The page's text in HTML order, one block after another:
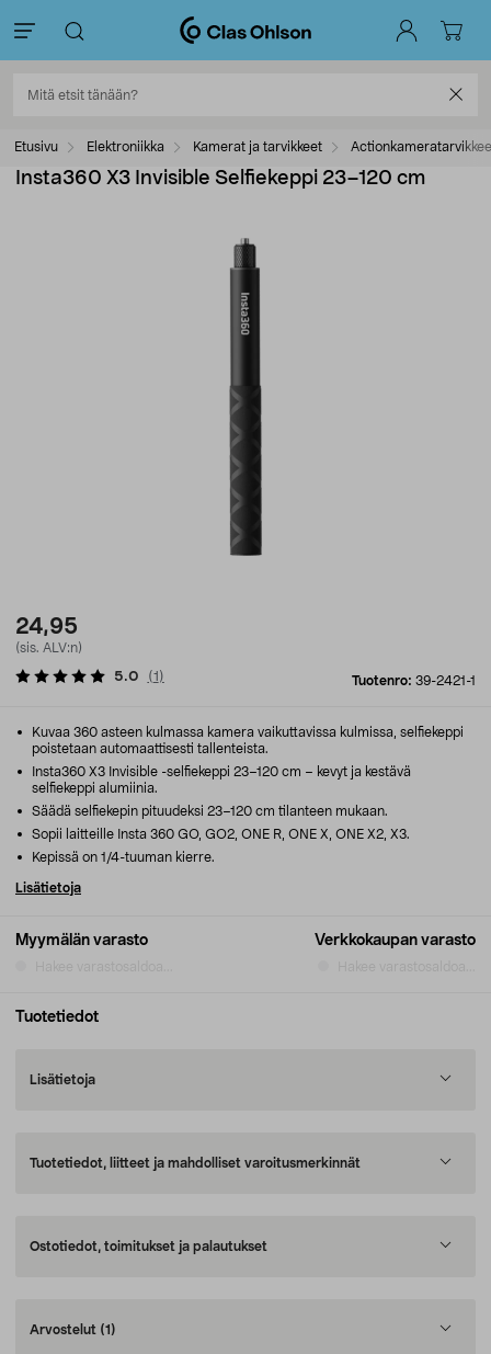
Etusivu Elektroniikka Kamerat ja tarvikkeet
Insta360 X3 Invisible Selfiekeppi 23–120 cm
24,95
(sis. ALV:n)
Tuotenro: 39-2421-1
5.0 (1 )
Myymälän varasto Verkkokaupan varasto
Kuvaa 360 asteen kulmassa kamera vaikuttavissa kulmissa, selfiekeppi
poistetaan automaattisesti tallenteista.
Insta360 X3 Invisible -selfiekeppi 23–120 cm – kevyt ja kestävä
selfiekeppi alumiinia.
Säädä selfiekepin pituudeksi 23–120 cm tilanteen mukaan.
Sopii laitteille Insta 360 GO, GO2, ONE R, ONE X, ONE X2, X3.
Kepissä on 1/4-tuuman kierre.
Lisätietoja
Tuotetiedot
Lisätietoja
Tuotetiedot, liitteet ja mahdolliset varoitusmerkinnät
Ostotiedot, toimitukset ja palautukset
Arvostelut (1)